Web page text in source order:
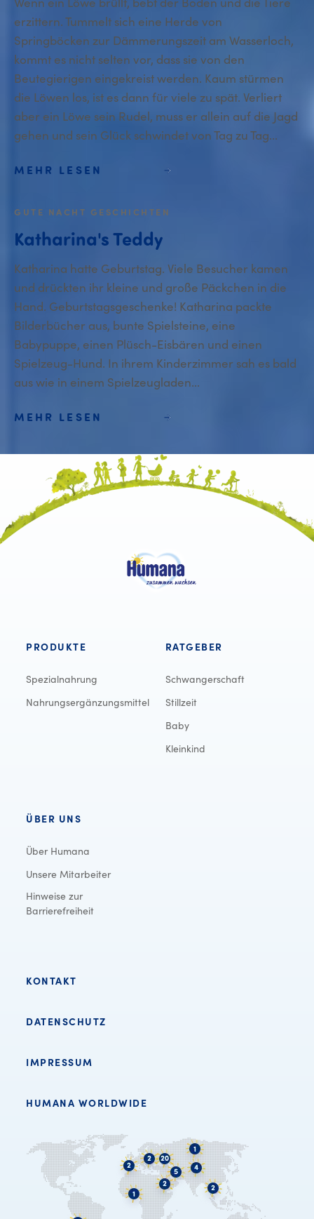
erzittern. Tummelt sich eine Herde von
Springböcken zur Dämmerungszeit am Wasserloch,
kommt es nicht selten vor, dass sie von den
Beutegierigen eingekreist werden. Kaum stürmen
die Löwen los, ist es dann für viele zu spät. Verliert
aber ein Löwe sein Rudel, muss er allein auf die Jagd
gehen und sein Glück schwindet von Tag zu Tag...
MEHR LESEN
GUTE NACHT GESCHICHTEN
Katharina's Teddy
Katharina hatte Geburtstag. Viele Besucher kamen
und drückten ihr kleine und große Päckchen in die
Hand. Geburtstagsgeschenke! Katharina packte
Bilderbücher aus, bunte Spielsteine, eine
Babypuppe, einen Plüsch-Eisbären und einen
Spielzeug-Hund. In ihrem Kinderzimmer sah es bald
aus wie in einem Spielzeugladen...
MEHR LESEN
PRODUKTE
Spezialnahrung
Nahrungsergänzungsmittel
RATGEBER
Schwangerschaft
Stillzeit
Baby
Kleinkind
ÜBER UNS
Über Humana
Unsere Mitarbeiter
Hinweise zur
Barrierefreiheit
KONTAKT
DATENSCHUTZ
IMPRESSUM
HUMANA WORLDWIDE